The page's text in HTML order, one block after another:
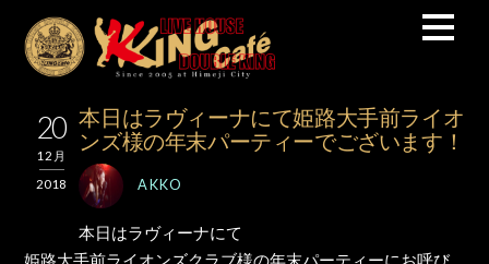
20
12月
2018
本日はラヴィーナにて姫路大手前ライオ
ンズ様の年末パーティーでございます！
AKKO
本日はラヴィーナにて
姫路大手前ライオンズクラブ様の年末パーティーにお呼び